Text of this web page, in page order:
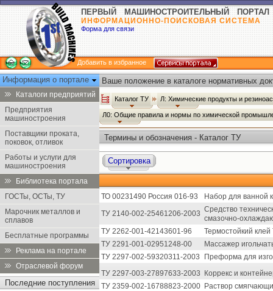
ПЕРВЫЙ МАШИНОСТРОИТЕЛЬНЫЙ ПОРТАЛ
ИНФОРМАЦИОННО-ПОИСКОВАЯ СИСТЕМА
Форма для связи
Добавить в избранное
Информация о портале
Каталоги предприятий
Предприятия
машиностроения
Поставщики проката,
поковок, отливок
Работы и услуги для
машиностроения
Библиотека портала
ГОСТы, ОСТы, ТУ
Марочник металлов и
сплавов
Бесплатные программы
Реклама на портале
Отраслевой форум
Последние поступления
Ваше положение в каталоге нормативных
Каталог ТУ Л: Химические продукты и
Л0: Общие правила и нормы по химической
Термины и обозначения - Каталог ТУ
Сортировка
ТО 00231490 Россия 016-93
Набор для ванной
ТУ 2140-002-25461206-2003 Средство
смазочно-
ТУ 2262-001-42143601-96
Термостойкий
ТУ 2291-001-02951248-00
Массажер
ТУ 2297-002-59320311-2003
Преформа для
ТУ 2297-003-27897633-2003
Коррекс и
ТУ 2359-002-16788823-2000 Раствор